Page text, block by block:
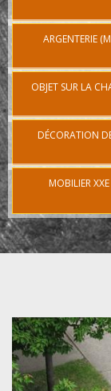
ARGENTERIE
OBJET SUR LA
DÉCORATION
MOBILIER